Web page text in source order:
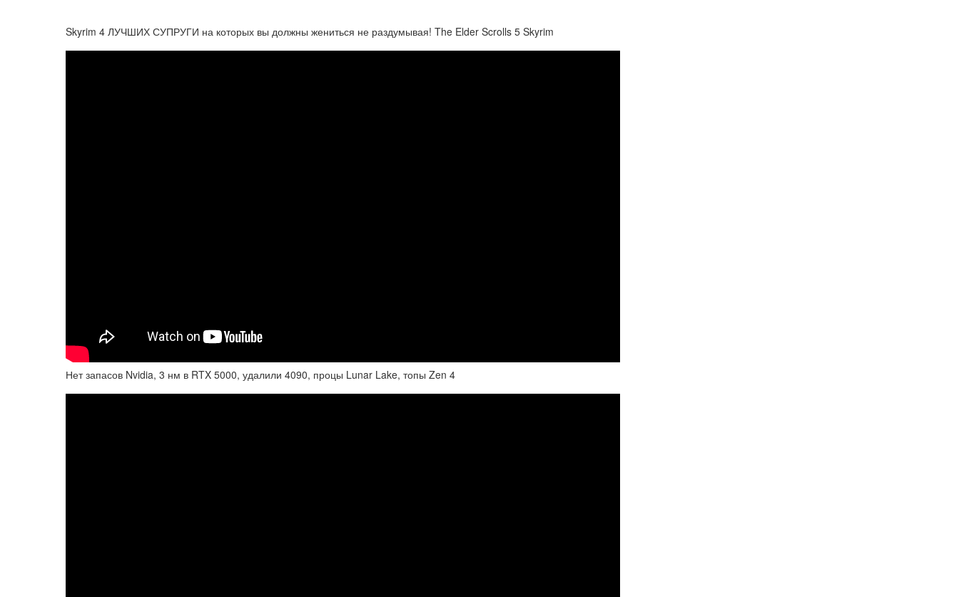
Skyrim 4 ЛУЧШИХ СУПРУГИ на которых вы должны жениться не раздумывая! The Elder Scrolls 5 Skyrim
Нет запасов Nvidia, 3 нм в RTX 5000, удалили 4090, процы Lunar Lake, топы Zen 4